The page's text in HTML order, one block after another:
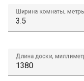
Ширина комнаты,
Длина доски,